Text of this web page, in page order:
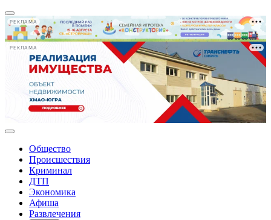
РЕКЛАМА
РЕКЛАМА
Общество
Происшествия
Криминал
ДТП
Экономика
Афиша
Развлечения